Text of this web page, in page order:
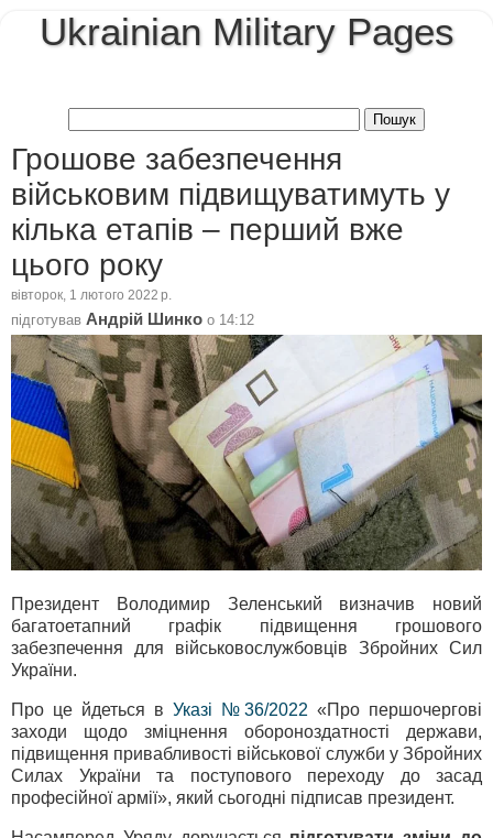
Ukrainian Military Pages
Грошове забезпечення
військовим підвищуватимуть у
кілька етапів – перший вже
цього року
вівторок, 1 лютого 2022 р.
підготував Андрій Шинко о 14:12
Президент Володимир Зеленський визначив новий
багатоетапний графік підвищення грошового
забезпечення для військовослужбовців Збройних Сил
України.
Про це йдеться в Указі №36/2022 «Про першочергові
заходи щодо зміцнення обороноздатності держави,
підвищення привабливості військової служби у Збройних
Силах України та поступового переходу до засад
професійної армії», який сьогодні підписав президент.